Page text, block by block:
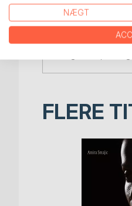
Jeg har forsøgt
betydning, om at
Jeg håber, at
FLERE
NÆGT